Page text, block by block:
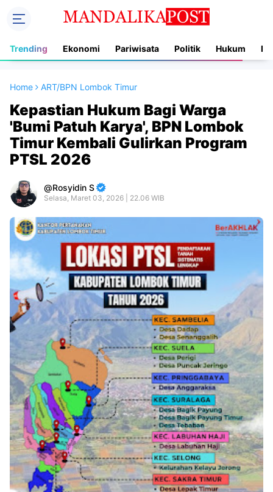
Trending Ekonomi Pariwisata Politik Hukum
Home ART/BPN Lombok Timur
Kepastian Hukum Bagi Warga
'Bumi Patuh Karya', BPN Lombok
Timur Kembali Gulirkan Program
PTSL 2026
Rosyidin S
Selasa, Maret 03, 2026 | 22.06 WIB